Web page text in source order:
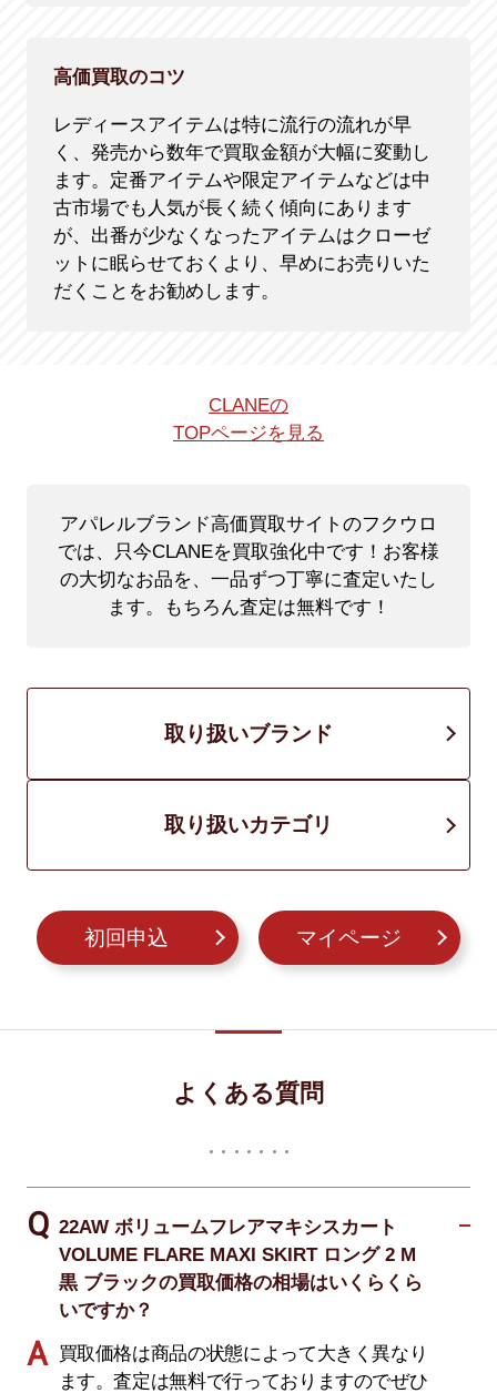
高価買取のコツ
レディースアイテムは特に流行の流れが早
く、発売から数年で買取金額が大幅に変動し
ます。定番アイテムや限定アイテムなどは中
古市場でも人気が長く続く傾向にあります
が、出番が少なくなったアイテムはクローゼ
ットに眠らせておくより、早めにお売りいた
だくことをお勧めします。
CLANEの
TOPページを見る
アパレルブランド高価買取サイトのフクウロ
では、只今CLANEを買取強化中です！ お客様
の大切なお品を、一品ずつ丁寧に査定いたし
ます。もちろん査定は無料です！
取り扱いブランド
取り扱いカテゴリ
初回申込 マイページ
よくある質問
22AW ボリュームフレアマキシスカート
VOLUME FLARE MAXI SKIRT ロング 2 M
黒 ブラックの買取価格の相場はいくらくら
いですか？
買取価格は商品の状態によって大きく異なり
ます。査定は無料で行っておりますのでぜひ